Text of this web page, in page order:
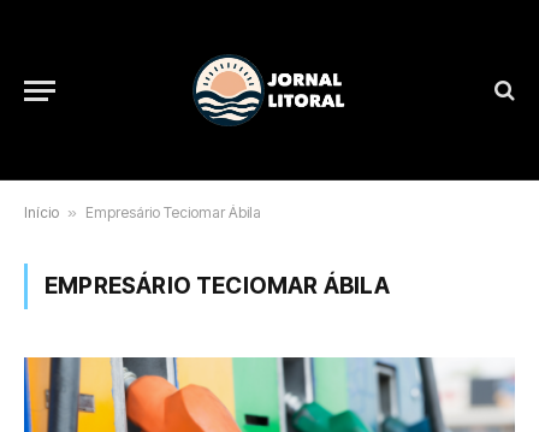
Início » Empresário Teciomar Ábila
EMPRESÁRIO TECIOMAR ÁBILA